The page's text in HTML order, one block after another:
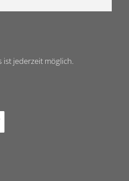
jederzeit möglich.